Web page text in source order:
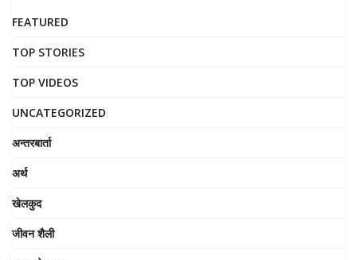
FEATURED
TOP STORIES
TOP VIDEOS
UNCATEGORIZED
अन्तरबार्ता
अर्थ
खेलकुद
जीवन शैली